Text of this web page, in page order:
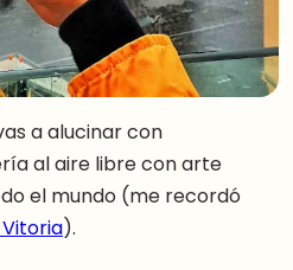
a alucinar con
al aire libre con arte
el mundo (me recordó
).